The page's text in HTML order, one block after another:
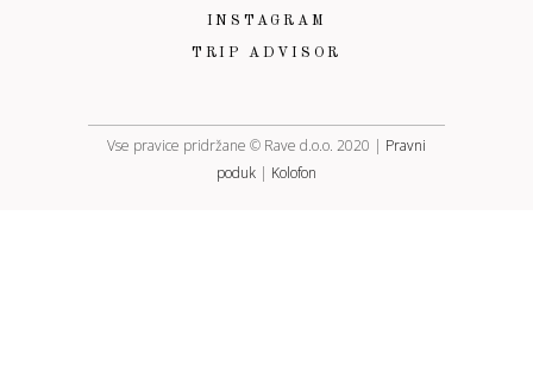
INSTAGRAM
TRIP ADVISOR
Vse pravice pridržane © Rave d.o.o. 2020 | Pravni
poduk | Kolofon